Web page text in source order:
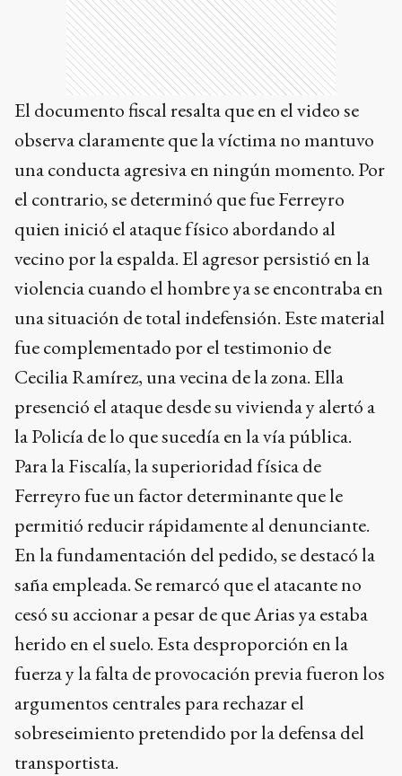
El documento fiscal resalta que en el video se
observa claramente que la víctima no mantuvo
una conducta agresiva en ningún momento. Por
el contrario, se determinó que fue Ferreyro
quien inició el ataque físico abordando al
vecino por la espalda. El agresor persistió en la
violencia cuando el hombre ya se encontraba en
una situación de total indefensión. Este material
fue complementado por el testimonio de
Cecilia Ramírez, una vecina de la zona. Ella
presenció el ataque desde su vivienda y alertó a
la Policía de lo que sucedía en la vía pública.
Para la Fiscalía, la superioridad física de
Ferreyro fue un factor determinante que le
permitió reducir rápidamente al denunciante.
En la fundamentación del pedido, se destacó la
saña empleada. Se remarcó que el atacante no
cesó su accionar a pesar de que Arias ya estaba
herido en el suelo. Esta desproporción en la
fuerza y la falta de provocación previa fueron los
argumentos centrales para rechazar el
sobreseimiento pretendido por la defensa del
transportista.